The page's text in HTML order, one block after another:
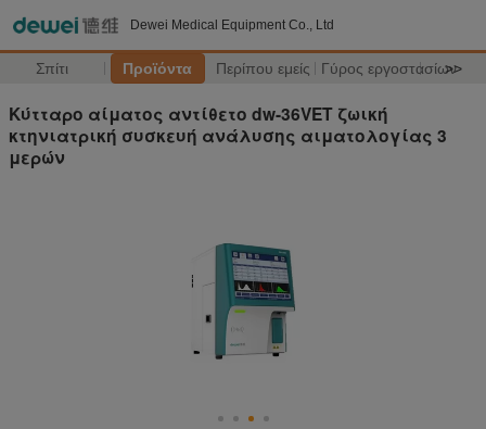
Dewei Medical Equipment Co., Ltd
Σπίτι Προϊόντα Περίπου εμείς Γύρος εργοστασίων
>>
Κύτταρο αίματος αντίθετο dw-36VET ζωική
κτηνιατρική συσκευή ανάλυσης αιματολογίας 3
μερών